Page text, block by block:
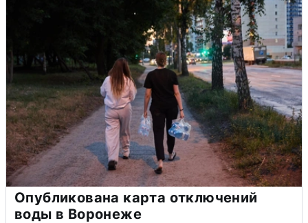
Опубликована карта отключений
воды в Воронеже